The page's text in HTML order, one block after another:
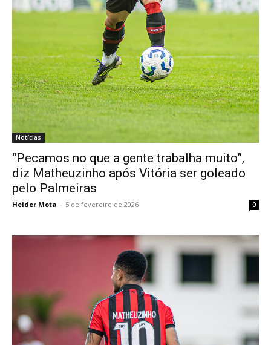
Notícias
“Pecamos no que a gente trabalha muito”,
diz Matheuzinho após Vitória ser goleado
pelo Palmeiras
Heider Mota - 5 de fevereiro de 2026 0